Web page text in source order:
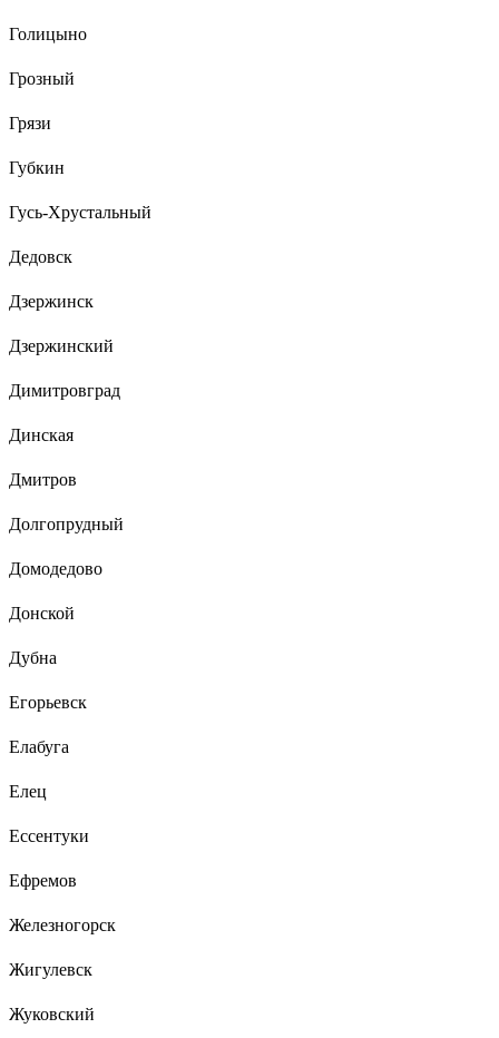
Голицыно
Грозный
Грязи
Губкин
Гусь-Хрустальный
Дедовск
Дзержинск
Дзержинский
Димитровград
Динская
Дмитров
Долгопрудный
Домодедово
Донской
Дубна
Егорьевск
Елабуга
Елец
Ессентуки
Ефремов
Железногорск
Жигулевск
Жуковский